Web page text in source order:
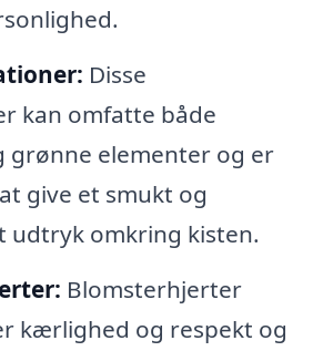
Disse
kan omfatte både
grønne elementer og er
give et smukt og
udtryk omkring kisten.
Blomsterhjerter
kærlighed og respekt og